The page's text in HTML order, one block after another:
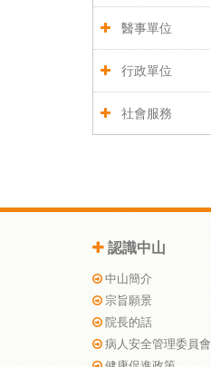
醫事單位
行政單位
社會服務
認識中山
中山簡介
宗旨願景
院長的話
病人安全管理委員會